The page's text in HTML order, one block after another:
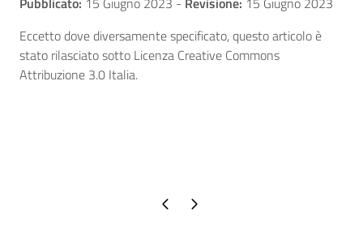
Eccetto dove diversamente specificato, questo articolo è
stato rilasciato sotto Licenza Creative Commons
Attribuzione 3.0 Italia.
Pagina precedente
Pagina successiva